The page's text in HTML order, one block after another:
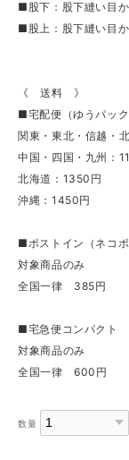
■股下：股下縫い目
■股上：股下縫い目
《 送料 》
■宅配便（ゆうパック
関東・東北・信越・
中国・四国・九州：
北海道：1350円
沖縄：1450円
■ポストイン（ネコ
対象商品のみ
全国一律 385円
■宅急便コンパクト
対象商品のみ
全国一律 600円
数量